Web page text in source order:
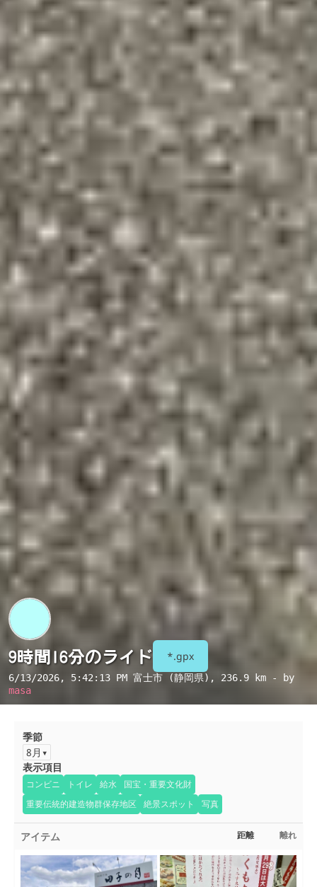
9時間16分のライド *.gpx
6/13/2026, 5:42:13 PM 富士市 (静岡県) , 236.9 km - by
masa
季節
8月
表示項目
コンビニ トイレ 給水
国宝・重要文化財
重要伝統的建造物群保存地区
絶景スポット 写真
アイテム 距離 離れ